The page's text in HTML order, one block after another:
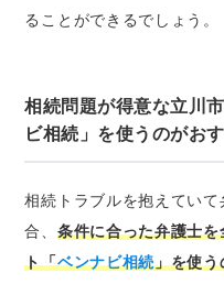
ることができるでしょう。
相続問題が得意な立川
ビ相続」を使うのがお
相続トラブルを抱えてい
合、 条件に合った弁護士
ト「ベンナビ相続」を使う